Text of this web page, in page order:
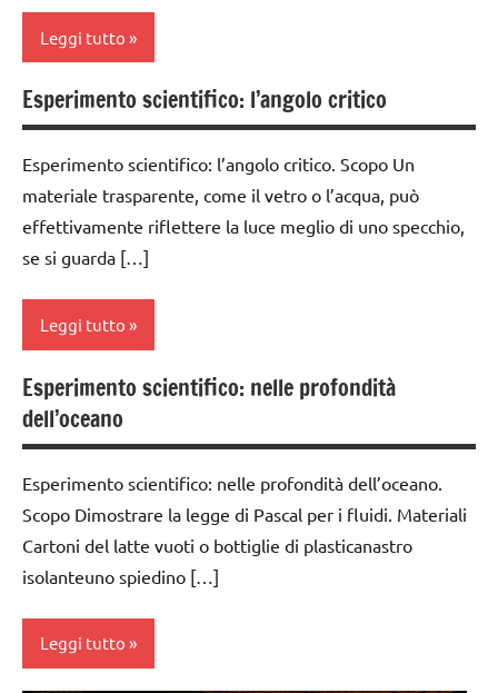
scienze:
TUTTI GLI
ARGOMENTI
TUTTI GLI
ARTICOLI
ESPERIMENTI
E ATTIVITA'
STEM
ESPERIMENTI
giardinaggio
GUIDA
DIDATTICA
SCIENZE
piante
TUTTI GLI
ARGOMENTI
PER ETA'
TUTTI GLI
ARTICOLI
dai
3 ai
6
anni
dai
6
anni
ESPERIMENTI
E ATTIVITA'
ESPERIMENTI
SCIENTIFICI
GUIDA
DIDATTICA
MONTESSORI
SCIENZE
scienze:
fisica e
chimica
piante
4a
classe
5a
classi
1a-5a
classi
medie
dai
3 ai
6
anni
dai
6
ESPERIMENTI
E ATTIVITA'
STEM
SCIENTIFICI
Leggi tutto
classe
1a
classe
2a
3a
4a
classe
5a
classi
1a-5a
classi
medie
dai
6
anni
Esperimento scientifico: l’angolo critico
Esperimento scientifico: l’angolo critico. Scopo Un
materiale trasparente, come il vetro o l’acqua, può
effettivamente riflettere la luce meglio di uno specchio,
se si guarda […]
Leggi tutto
classe
4a
5a
classi
medie
STEM
Esperimento scientifico: nelle profondità
dell’oceano
Esperimento scientifico: nelle profondità dell’oceano.
Scopo Dimostrare la legge di Pascal per i fluidi. Materiali
Cartoni del latte vuoti o bottiglie di plasticanastro
isolanteuno spiedino […]
Leggi tutto